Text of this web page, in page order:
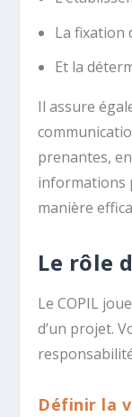
La fixation
Et la
Il assure
prenantes,
informations
manière
Le rôle
Le COPIL
d’un projet.
Définir la